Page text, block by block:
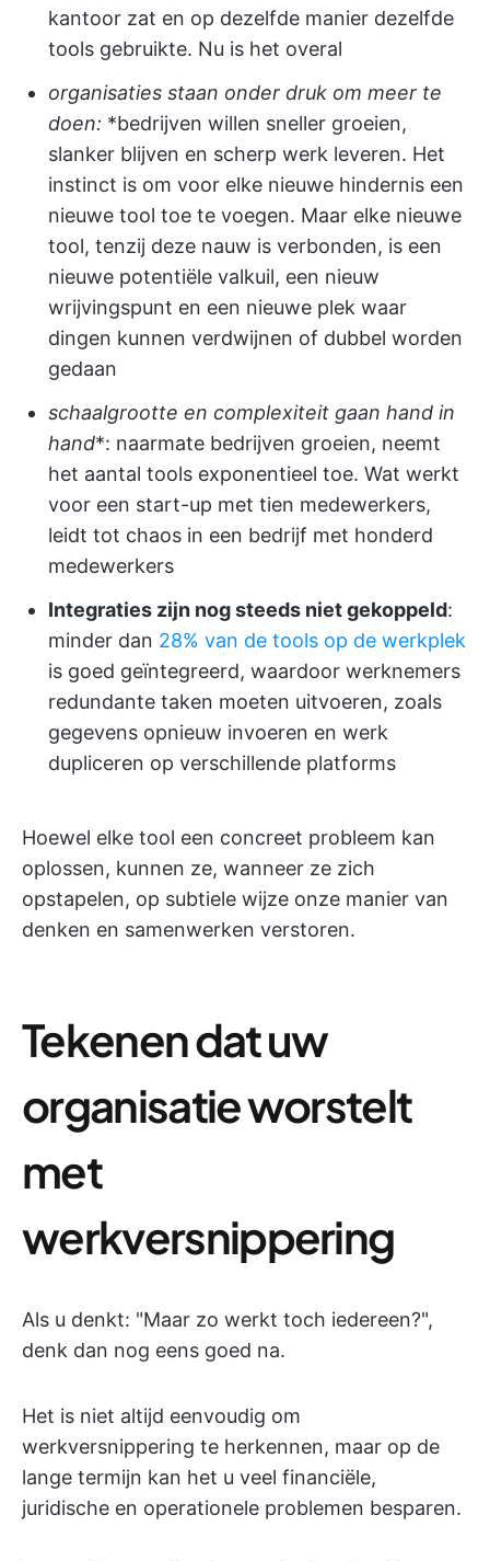
kantoor zat en op dezelfde manier dezelfde
tools gebruikte. Nu is het overal
organisaties staan onder druk om meer te
doen: *bedrijven willen sneller groeien,
slanker blijven en scherp werk leveren. Het
instinct is om voor elke nieuwe hindernis een
nieuwe tool toe te voegen. Maar elke nieuwe
tool, tenzij deze nauw is verbonden, is een
nieuwe potentiële valkuil, een nieuw
wrijvingspunt en een nieuwe plek waar
dingen kunnen verdwijnen of dubbel worden
gedaan
schaalgrootte en complexiteit gaan hand in
hand*: naarmate bedrijven groeien, neemt
het aantal tools exponentieel toe. Wat werkt
voor een start-up met tien medewerkers,
leidt tot chaos in een bedrijf met honderd
medewerkers
Integraties zijn nog steeds niet gekoppeld:
minder dan 28% van de tools op de werkplek
is goed geïntegreerd, waardoor werknemers
redundante taken moeten uitvoeren, zoals
gegevens opnieuw invoeren en werk
dupliceren op verschillende platforms
Hoewel elke tool een concreet probleem kan
oplossen, kunnen ze, wanneer ze zich
opstapelen, op subtiele wijze onze manier van
denken en samenwerken verstoren.
Tekenen dat uw
organisatie worstelt
met
werkversnippering
Als u denkt: "Maar zo werkt toch iedereen?",
denk dan nog eens goed na.
Het is niet altijd eenvoudig om
werkversnippering te herkennen, maar op de
lange termijn kan het u veel financiële,
juridische en operationele problemen besparen.